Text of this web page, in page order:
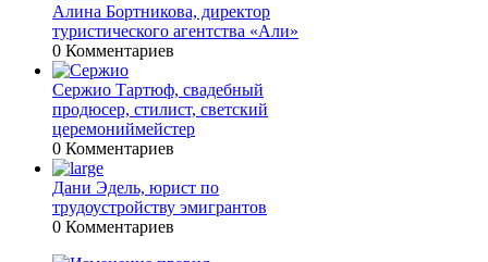
Алина Бортникова, директор
туристического агентства «Али»
0 Комментариев
Сержио Тартюф, свадебный
продюсер, стилист, светский
церемониймейстер
0 Комментариев
Дани Эдель, юрист по
трудоустройству эмигрантов
0 Комментариев